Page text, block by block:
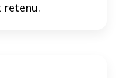
retenu.